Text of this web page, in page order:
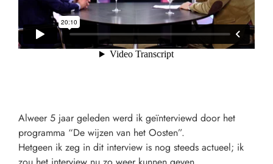
Alweer 5 jaar geleden werd ik geïnterviewd door het
programma “De wijzen van het Oosten”.
Hetgeen ik zeg in dit interview is nog steeds actueel; ik